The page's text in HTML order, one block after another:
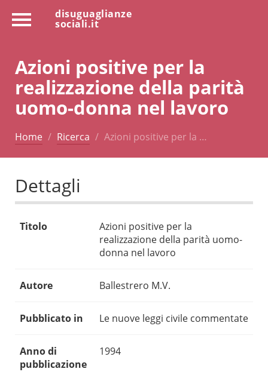
disuguaglianze
sociali.it
Azioni positive per la
realizzazione della parità
uomo-donna nel lavoro
Home Ricerca Azioni positive per la …
Dettagli
Titolo
Azioni positive per la
realizzazione della parità uomo-
donna nel lavoro
Autore Ballestrero M.V.
Pubblicato in Le nuove leggi civile commentate
Anno di
pubblicazione
1994